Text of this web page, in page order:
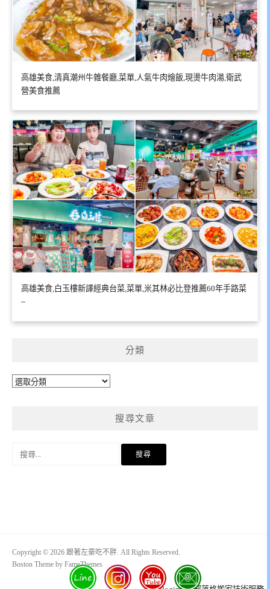
高雄美食,清真潮州牛雜餐廳,菜單,人氣牛肉燴飯,現燙牛肉湯,衛武
營美食推薦
高雄美食,白玉樓新譯經典台菜,菜單,米其林必比登推薦60年手路菜
~
分類
分
搜尋文章
Copyright © 2026 跟著左豪吃不胖. All Rights Reserved.
Boston Theme by FameThemes